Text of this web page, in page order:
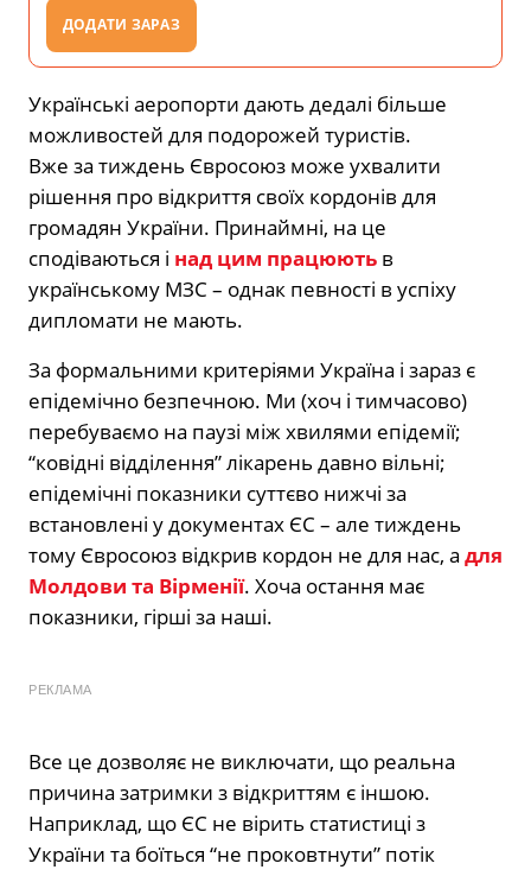
ДОДАТИ ЗАРАЗ
Українські аеропорти дають дедалі більше
можливостей для подорожей туристів.
Вже за тиждень Євросоюз може ухвалити
рішення про відкриття своїх кордонів для
громадян України. Принаймні, на це
сподіваються і над цим працюють в
українському МЗС – однак певності в успіху
дипломати не мають.
За формальними критеріями Україна і зараз є
епідемічно безпечною. Ми (хоч і тимчасово)
перебуваємо на паузі між хвилями епідемії;
“ковідні відділення” лікарень давно вільні;
епідемічні показники суттєво нижчі за
встановлені у документах ЄС – але тиждень
тому Євросоюз відкрив кордон не для нас, а для
Молдови та Вірменії. Хоча остання має
показники, гірші за наші.
РЕКЛАМА
Все це дозволяє не виключати, що реальна
причина затримки з відкриттям є іншою.
Наприклад, що ЄС не вірить статистиці з
України та боїться “не проковтнути” потік